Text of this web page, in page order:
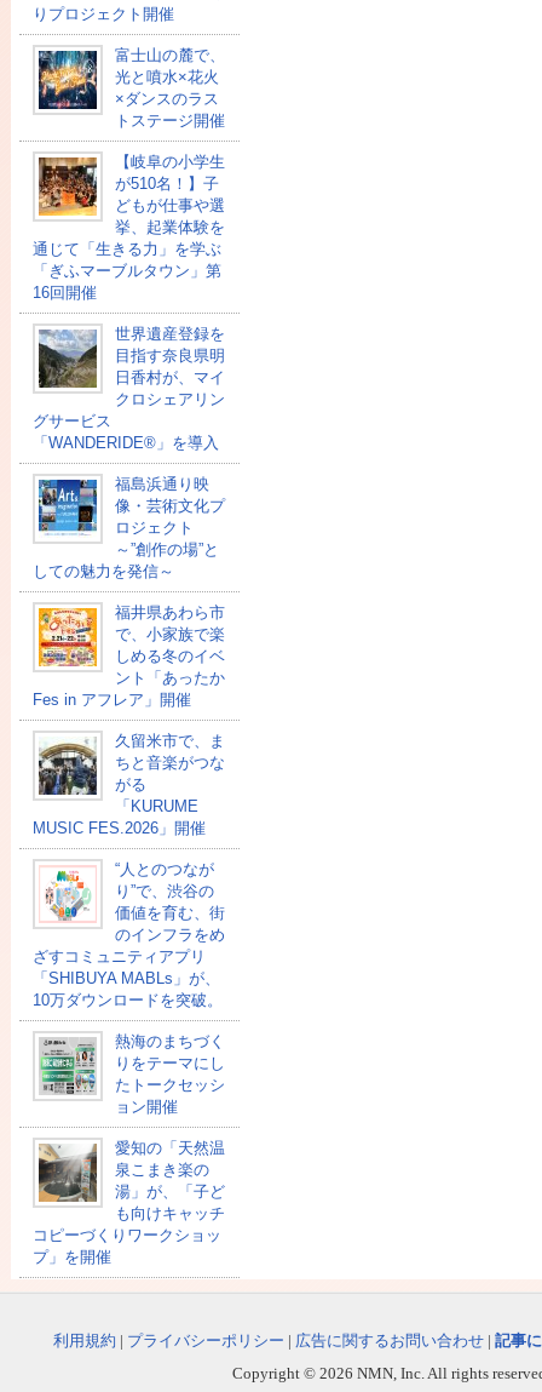
りプロジェクト開催
富士山の麓で、
光と噴水×花火
×ダンスのラス
トステージ開催
【岐阜の小学生
が510名！】子
どもが仕事や選
挙、起業体験を
通じて「生きる力」を学ぶ
「ぎふマーブルタウン」第
16回開催
世界遺産登録を
目指す奈良県明
日香村が、マイ
クロシェアリン
グサービス
「WANDERIDE®」を導入
福島浜通り映
像・芸術文化プ
ロジェクト
～”創作の場”と
しての魅力を発信～
福井県あわら市
で、小家族で楽
しめる冬のイベ
ント「あったか
Fes in アフレア」開催
久留米市で、ま
ちと音楽がつな
がる
「KURUME
MUSIC FES.2026」開催
“人とのつなが
り”で、渋谷の
価値を育む、街
のインフラをめ
ざすコミュニティアプリ
「SHIBUYA MABLs」が、
10万ダウンロードを突破。
熱海のまちづく
りをテーマにし
たトークセッシ
ョン開催
愛知の「天然温
泉こまき楽の
湯」が、「子ど
も向けキャッチ
コピーづくりワークショッ
プ」を開催
利用規約 | プライバシーポリシー | 広告に関するお問い合わせ | 記事
Copyright © 2026 NMN, Inc. All rights